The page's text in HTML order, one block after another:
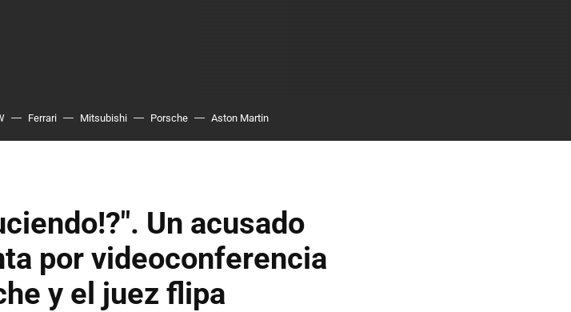
Ferrari Mitsubishi Porsche Aston Martin
Un acusado
por videoconferencia
y el juez flipa